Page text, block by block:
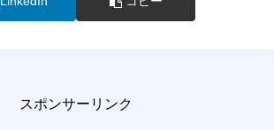
スポンサーリンク